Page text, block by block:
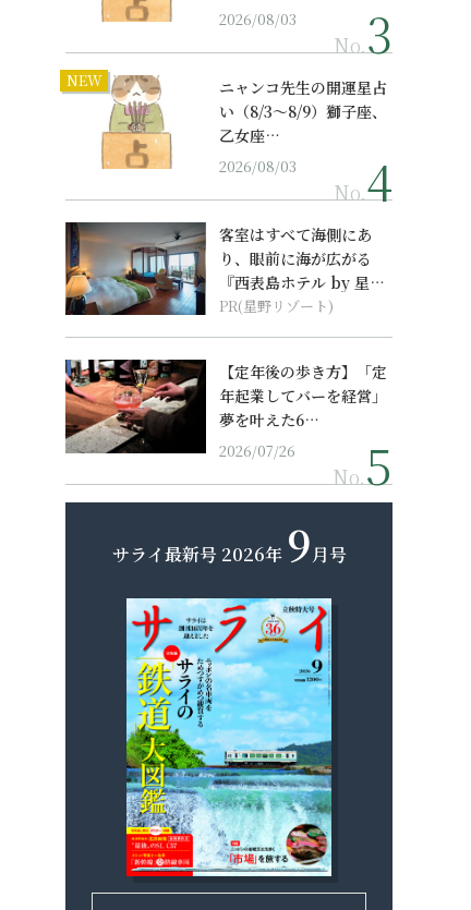
2026/08/03
No.
NEW
ニャンコ先生の開運星占
い（8/3～8/9）獅子座、
乙女座…
2026/08/03
No.
客室はすべて海側にあ
り、眼前に海が広がる
『西表島ホテル by 星野
リゾート』
PR(星野リゾート)
【定年後の歩き方】「定
年起業してバーを経営」
夢を叶えた6…
2026/07/26
No.
サライ最新号 2026年 9月号